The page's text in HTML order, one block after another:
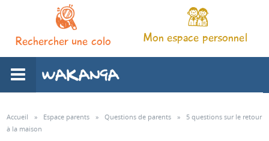
Rechercher une colo Mon espace personnel
Accueil » Espace parents » Questions de parents »
5 questions sur le retour
à la maison